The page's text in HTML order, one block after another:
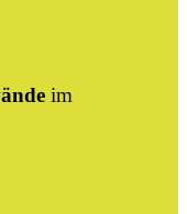
im